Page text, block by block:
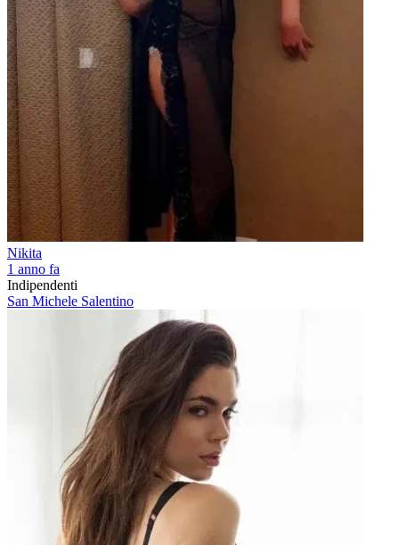
Nikita
1 anno fa
Indipendenti
San Michele Salentino